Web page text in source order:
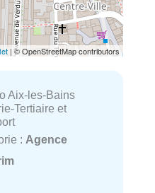
| © OpenStreetMap contributors
Aix-les-Bains
Tertiaire et
: Agence